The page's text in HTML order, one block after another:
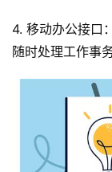
4. 移动办公接口
随时处理工作事